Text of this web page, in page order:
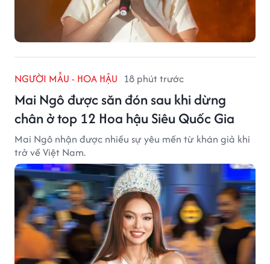
NGƯỜI MẪU - HOA HẬU 18 phút trước
Mai Ngô được săn đón sau khi dừng
chân ở top 12 Hoa hậu Siêu Quốc Gia
Mai Ngô nhận được nhiều sự yêu mến từ khán giả khi
trở về Việt Nam.